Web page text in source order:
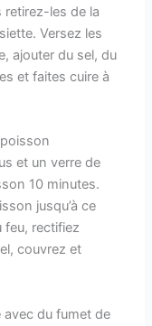
les de la
Versez les
ajouter du sel, du
et faites cuire à
et un verre de
10 minutes.
jusqu’à ce
feu, rectifiez
couvrez et
avec du fumet de